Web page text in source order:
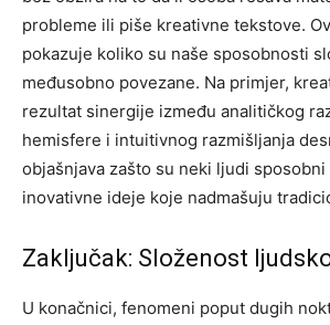
probleme ili piše kreativne tekstove.
pokazuje koliko su naše sposobnosti
međusobno povezane. Na primjer,
rezultat sinergije između analitičkog
hemisfere i intuitivnog razmišljanja
objašnjava zašto su neki ljudi sposobni
inovativne ideje koje nadmašuju
Zaključak: Složenost
U konačnici, fenomeni poput dugih